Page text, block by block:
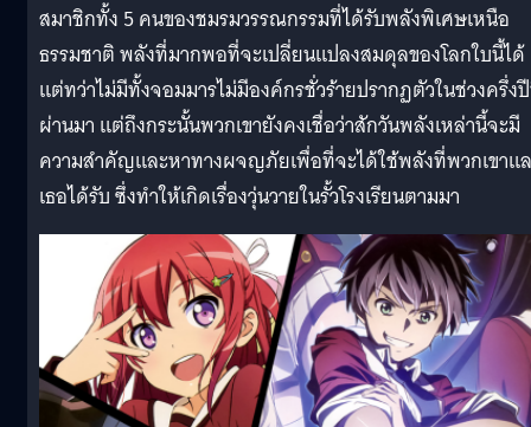
สมาชิกทั้ง 5 คนของชมรมวรรณกรรมที่ได้รับพลังพิเศษเหนือ
ธรรมชาติ พลังที่มากพอที่จะเปลี่ยนแปลงสมดุลของโลกใบนี้ได้
แต่ทว่าไม่มีทั้งจอมมารไม่มีองค์กรชั่วร้ายปรากฏตัวในช่วงครึ่ง
ผ่านมา แต่ถึงกระนั้นพวกเขายังคงเชื่อว่าสักวันพลังเหล่านี้จะมี
ความสำคัญและหาทางผจญภัยเพื่อที่จะได้ใช้พลังที่พวกเขาแ
เธอได้รับ ซึ่งทำให้เกิดเรื่องวุ่นวายในรั้วโรงเรียนตามมา